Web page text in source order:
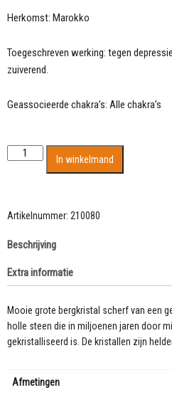
Herkomst: Marokko
Toegeschreven werking: tegen
zuiverend.
Geassocieerde chakra’s: Alle chakra’s
Grote
een
aantal
In winkelmand
Artikelnummer: 210080
Beschrijving
Extra informatie
Mooie grote bergkristal scherf van een
holle steen die in miljoenen jaren door
gekristalliseerd is. De kristallen zijn
Afmetingen